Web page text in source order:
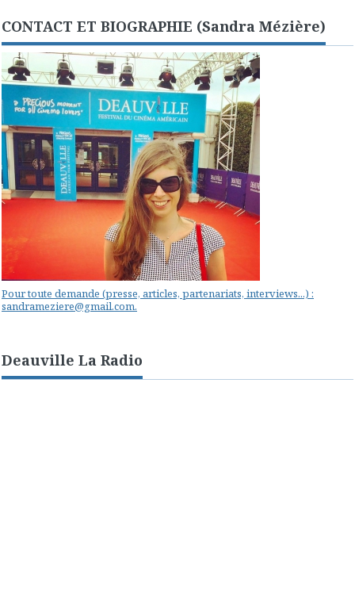
CONTACT ET BIOGRAPHIE (Sandra Mézière)
Pour toute demande (presse, articles, partenariats, interviews...) :
sandrameziere@gmail.com.
Deauville La Radio